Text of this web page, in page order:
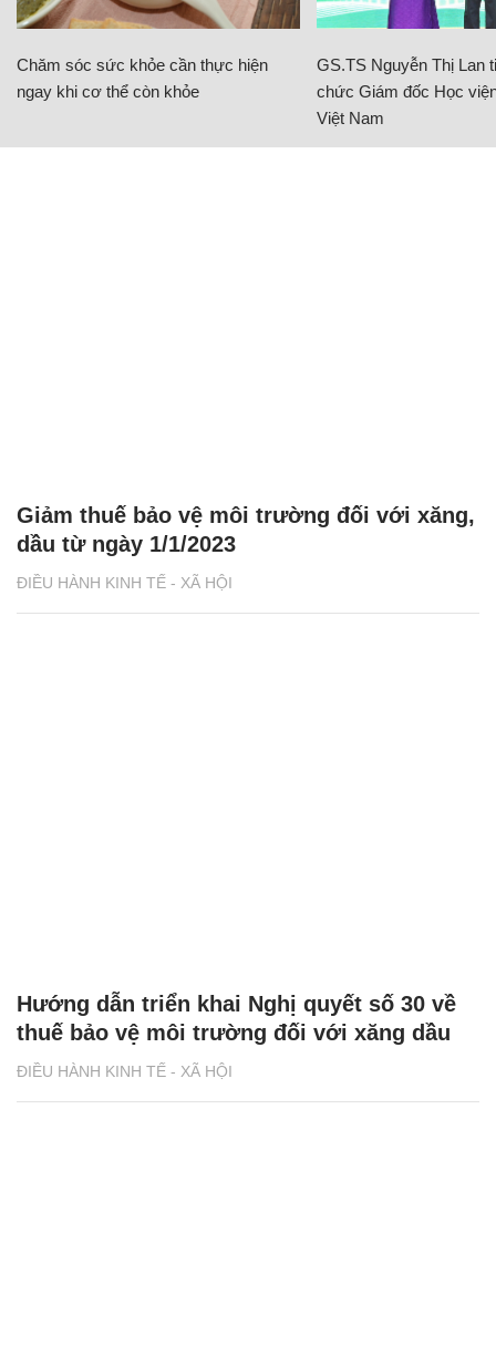
Chăm sóc sức khỏe cần thực hiện
ngay khi cơ thể còn khỏe
GS.TS Nguyễn Thị Lan
chức Giám đốc Học
Việt Nam
ĐIỀU HÀNH KINH TẾ - XÃ HỘI
Giảm thuế bảo vệ môi trường đối với xăng,
dầu từ ngày 1/1/2023
ĐIỀU HÀNH KINH TẾ - XÃ HỘI
Hướng dẫn triển khai Nghị quyết số 30 về
thuế bảo vệ môi trường đối với xăng dầu